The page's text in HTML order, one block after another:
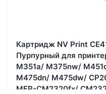
Картридж NV Print
Пурпурный для
M351a/ M375nw/
M475dn/ M475dw/
MFP-CM2320fx/